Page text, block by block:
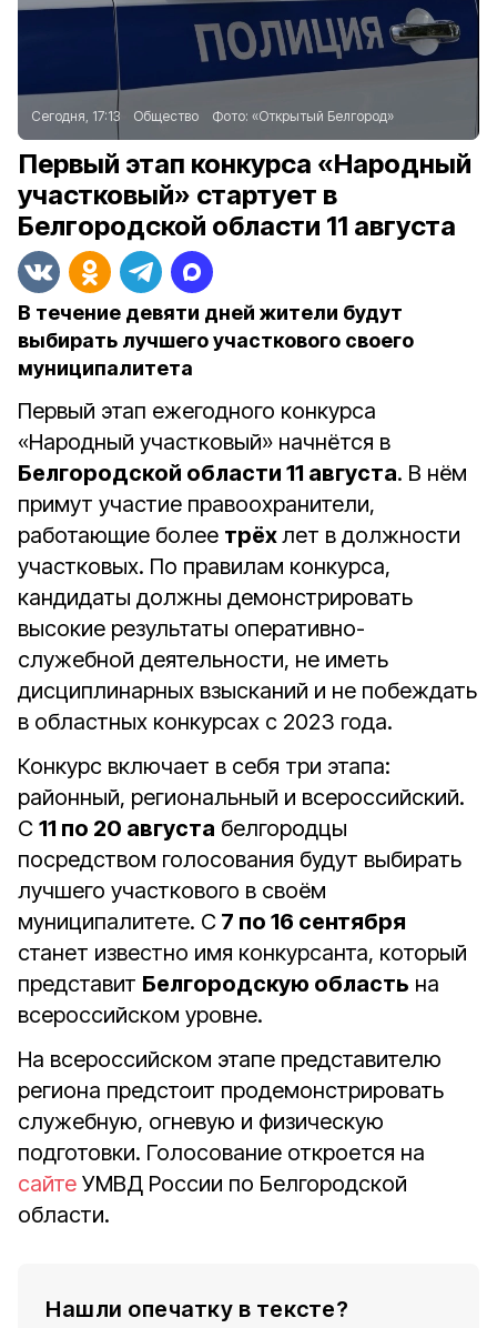
Сегодня, 17:13 Общество Фото: «Открытый Белгород»
Первый этап конкурса «Народный
участковый» стартует в
Белгородской области 11 августа
В течение девяти дней жители будут
выбирать лучшего участкового своего
муниципалитета
Первый этап ежегодного конкурса
«Народный участковый» начнётся в
Белгородской области 11 августа. В нём
примут участие правоохранители,
работающие более трёхлет в должности
участковых. По правилам конкурса,
кандидаты должны демонстрировать
высокие результаты оперативно-
служебной деятельности, не иметь
дисциплинарных взысканий и не побеждать
в областных конкурсах с 2023 года.
Конкурс включает в себя три этапа:
районный, региональный и всероссийский.
С 11 по 20 августа белгородцы
посредством голосования будут выбирать
лучшего участкового в своём
муниципалитете. С 7 по 16 сентября
станет известно имя конкурсанта, который
представит Белгородскую область на
всероссийском уровне.
На всероссийском этапе представителю
региона предстоит продемонстрировать
служебную, огневую и физическую
подготовки. Голосование откроется на
сайте УМВД России по Белгородской
области.
Нашли опечатку в тексте?